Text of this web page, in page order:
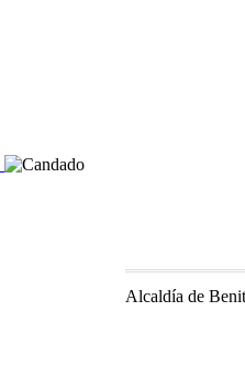
Alcaldía de